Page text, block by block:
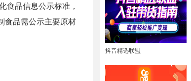
食品信息公示标准，
食品需公示主要原材
抖音精选联盟